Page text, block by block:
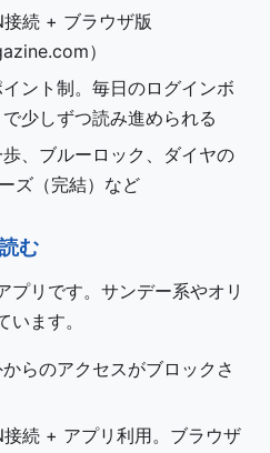
接続 + ブラウザ版
）
ント制。毎日のログインボ
少しずつ読み進められる
、ブルーロック、ダイヤの
ズ（完結）など
む
プリです。サンデー系やオリ
ます。
らのアクセスがブロックさ
接続 + アプリ利用。ブラウザ